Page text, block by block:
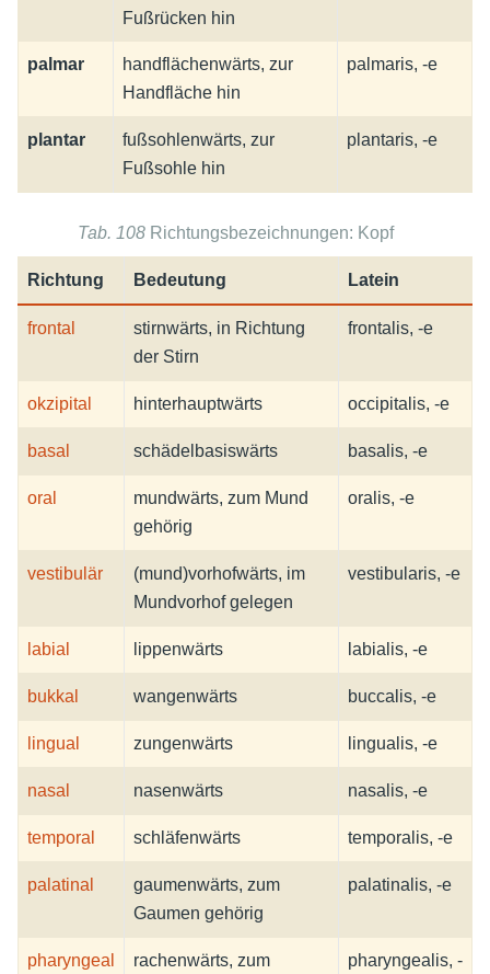
Fußrücken hin
palmar
handflächenwärts, zur
Handfläche hin
palmaris, -e
plantar
fußsohlenwärts, zur
Fußsohle hin
plantaris, -e
Tab. 108 Richtungsbezeichnungen: Kopf
Richtung Bedeutung Latein
frontal
stirnwärts, in Richtung
der Stirn
frontalis, -e
okzipital hinterhauptwärts occipitalis, -e
basal schädelbasiswärts basalis, -e
oral
mundwärts, zum Mund
gehörig
oralis, -e
vestibulär
(mund)vorhofwärts, im
Mundvorhof gelegen
vestibularis, -e
labial lippenwärts labialis, -e
bukkal wangenwärts buccalis, -e
lingual zungenwärts lingualis, -e
nasal nasenwärts nasalis, -e
temporal schläfenwärts temporalis, -e
palatinal
gaumenwärts, zum
Gaumen gehörig
palatinalis, -e
pharyngeal
rachenwärts, zum
pharyngealis, -